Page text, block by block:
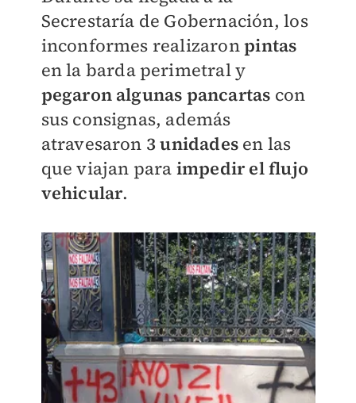
Secrestaría de Gobernación, los
inconformes realizaronpintas
en la barda perimetral y
pegaron algunas pancartas con
sus consignas, además
atravesaron 3 unidadesen las
que viajan para impedir el flujo
vehicular.